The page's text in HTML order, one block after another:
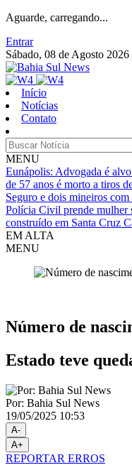
Aguarde, carregando...
Entrar
Sábado, 08 de Agosto 2026
Início
Notícias
Contato
MENU
Eunápolis: Advogada é
de 57 anos é morto a tiros
Seguro e dois mineiros
Polícia Civil prende mulher
construído em Santa Cruz
EM ALTA
MENU
Número de
Estado teve
Por: Bahia Sul News
19/05/2025 10:53
A-
A+
REPORTAR ERROS